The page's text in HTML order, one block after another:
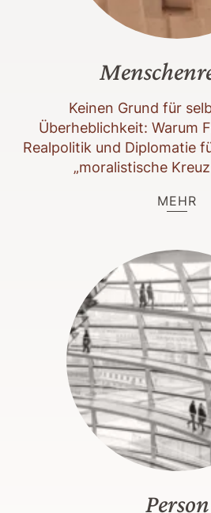
Keinen Grund für
Überheblichkeit: Warum
Realpolitik und Diplomatie
„moralistische
MEHR
Person